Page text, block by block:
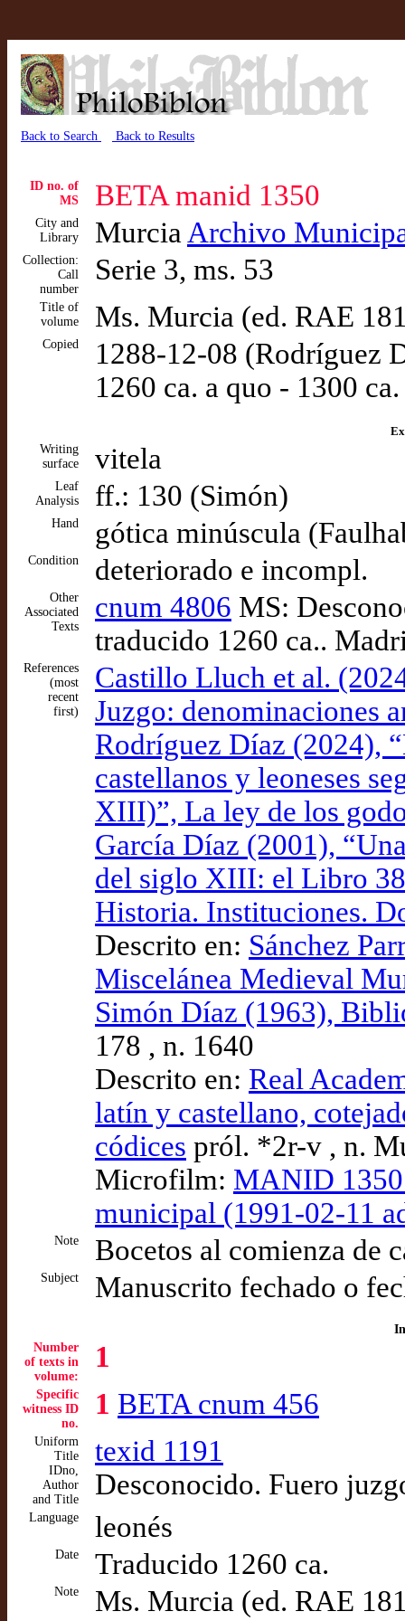
Back to Search Back to Results
ID no. of
MS
BETA manid 1350
City and
Library
Murcia Archivo
Collection:
Call
number
Serie 3, ms. 53
Title of
volume
Ms. Murcia (ed. RAE
Copied
1288-12-08 (Rodríguez
1260 ca. a quo - 1300
Writing
surface
vitela
Leaf
Analysis
ff.: 130 (Simón)
Hand gótica minúscula
Condition deteriorado e incompl.
Other
Associated
Texts
cnum 4806 MS:
traducido 1260 ca..
References
(most
recent
first)
Castillo Lluch et al.
Juzgo: denominaciones
Rodríguez Díaz (2024),
castellanos y leoneses
XIII)”, La ley de los
García Díaz (2001),
del siglo XIII: el Libro
Historia. Instituciones.
Descrito en: Sánchez
Miscelánea Medieval
Simón Díaz (1963),
178 , n. 1640
Descrito en: Real
latín y castellano,
códices pról. *2r-v , n.
Microfilm: MANID
municipal (1991-02-11
Note Bocetos al comienza de
Subject Manuscrito fechado o
Number
of texts in
volume:
1
Specific
witness ID
no.
1 BETA cnum 456
Uniform
Title
IDno,
Author
and Title
texid 1191
Desconocido. Fuero
Language leonés
Date Traducido 1260 ca.
Note Ms. Murcia (ed. RAE